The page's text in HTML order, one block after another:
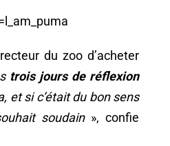
du zoo d’acheter
trois jours de réflexion
et si c’était du bon sens
soudain», confie